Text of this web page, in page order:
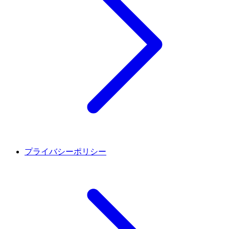
プライバシーポリシー